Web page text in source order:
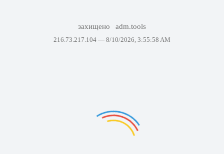
захищено adm.tools
216.73.217.104 — 8/10/2026, 3:55:58 AM